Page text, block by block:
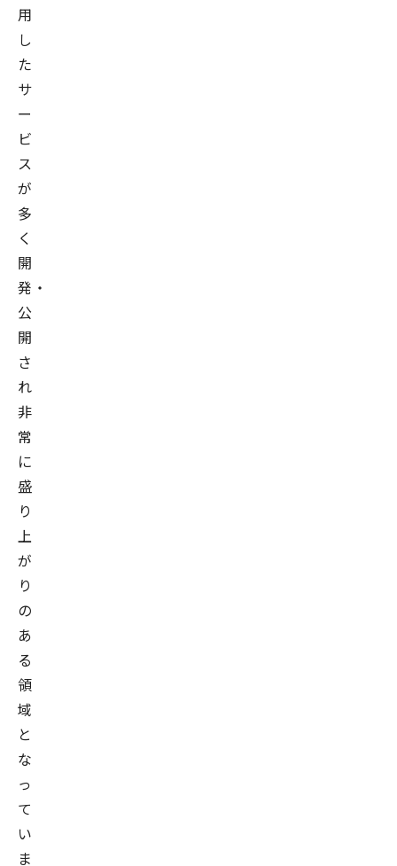
用
し
た
サ
ー
ビ
ス
が
多
く
開
発・
公
開
さ
れ
非
常
に
盛
り
上
が
り
の
あ
る
領
域
と
な
っ
て
い
ま